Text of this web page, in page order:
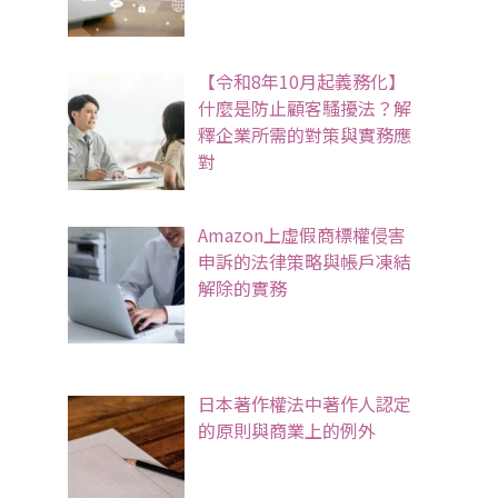
【令和8年10月起義務化】
什麼是防止顧客騷擾法？解
釋企業所需的對策與實務應
對
Amazon上虛假商標權侵害
申訴的法律策略與帳戶凍結
解除的實務
日本著作權法中著作人認定
的原則與商業上的例外